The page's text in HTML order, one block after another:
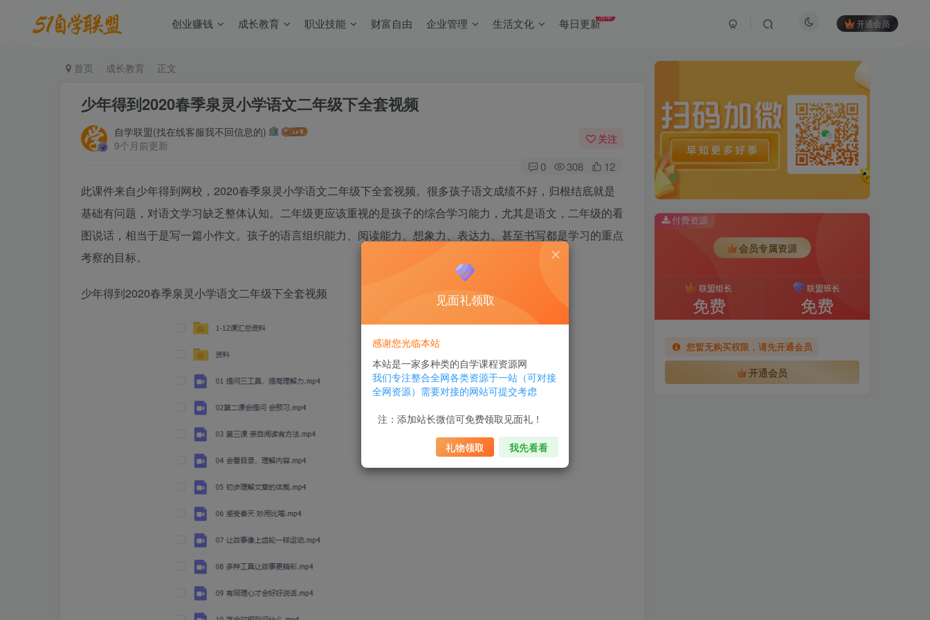
创业赚钱 成长教育 职业技能 财富自由 企业管理 生活文化 每日更新清单
开通会员
首页 成长教育 正文
少年得到2020春季泉灵小学语文二年级下全套视频
自学联盟(找在线客服我不回信息的)
9个月前更新
关注
0 308 12
此课件来自少年得到网校，2020春季泉灵小学语文二年级下全套视频。很多孩子语文成绩不好，归根结底就是
基础有问题，对语文学习缺乏整体认知。二年级更应该重视的是孩子的综合学习能力，尤其是语文，二年级的看
图说话，相当于是写一篇小作文。孩子的语言组织能力、阅读能力、想象力、表达力、甚至书写都是学习的重点
考察的目标。
少年得到2020春季泉灵小学语文二年级下全套视频
付费资源
会员专属资源
联盟组长
免费
联盟班长
免费
您暂无购买权限，请先开通会员
开通会员
见面礼领取
感谢您光临本站
本站是一家多种类的自学课程资源网
我们专注整合全网各类资源于一站（可对接
全网资源）需要对接的网站可提交考虑
注：添加站长微信可免费领取见面礼！
礼物领取 我先看看